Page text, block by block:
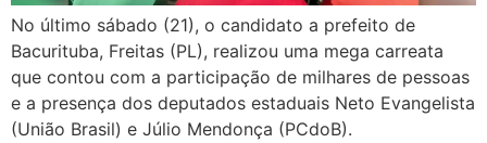
No último sábado (21), o candidato a prefeito de
Bacurituba, Freitas (PL), realizou uma mega carreata
que contou com a participação de milhares de pessoas
e a presença dos deputados estaduais Neto Evangelista
(União Brasil) e Júlio Mendonça (PCdoB).